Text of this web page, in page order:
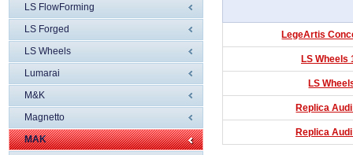
LS FlowForming
LS Forged
LS Wheels
Lumarai
M&K
Magnetto
MAK
LegeArtis
LS Wheels
LS
Replica
Replica